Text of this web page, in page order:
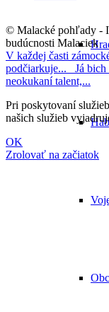
© Malacké pohľady -
budúcnosti Malaciek
V každej časti
podčiarkuje...
Já
neokukaní talent,...
Pri poskytovaní
našich služieb
OK
Zrolovať na začiatok